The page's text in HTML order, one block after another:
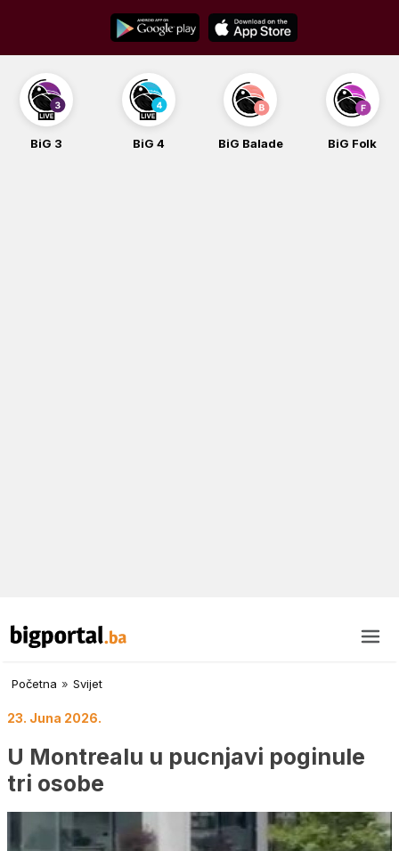
content
BiG 4 BiG Balade BiG Folk BiG iG
Početna » Svijet
23. Juna 2026.
U Montrealu u pucnjavi poginule
tri osobe